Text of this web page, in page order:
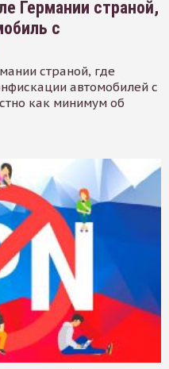
Германии страной,
с
страной, где
автомобилей с
как минимум об